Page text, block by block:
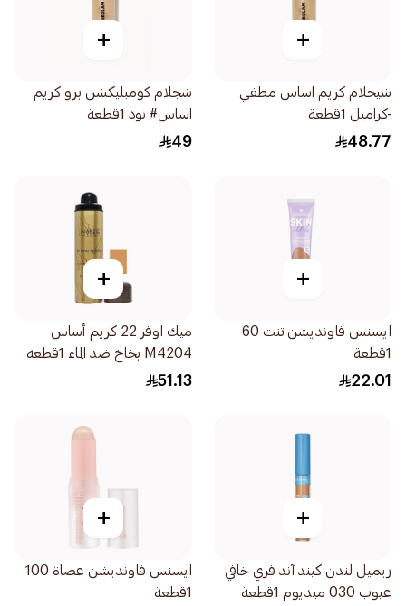
+
شيجلام كريم اساس مطفي
-كراميل 1قطعة
48.77
+
شجلام كومبليكشن برو كريم
اساس# نود 1قطعة
49
+
ايسنس فاونديشن تنت 60
1قطعة
22.01
+
ميك اوفر 22 كريم أساس
M4204 بخاخ ضد الماء 1قطعه
51.13
+
ريميل لندن كيند آند فري خافي
عيوب 030 ميديوم 1قطعة
+
ايسنس فاونديشن عصاة 100
1قطعة